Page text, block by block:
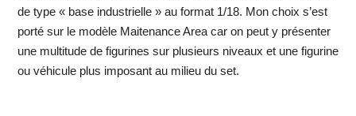
de type « base industrielle » au format 1/18. Mon choix s’est
porté sur le modèle Maitenance Area car on peut y présenter
une multitude de figurines sur plusieurs niveaux et une figurine
ou véhicule plus imposant au milieu du set.